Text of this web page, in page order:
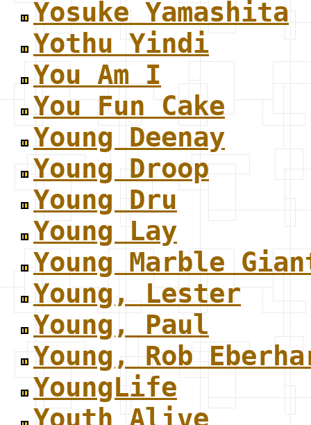
Yosuke Yamashita
Yothu Yindi
You Am I
You Fun Cake
Young Deenay
Young Droop
Young Dru
Young Lay
Young Marble
Young, Lester
Young, Paul
Young, Rob
YoungLife
Youth Alive